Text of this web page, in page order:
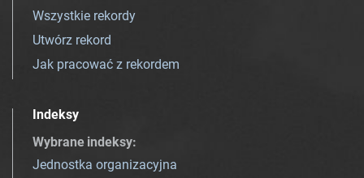
Wszystkie rekordy
Utwórz rekord
Jak pracować z rekordem
Indeksy
Wybrane indeksy:
Jednostka organizacyjna